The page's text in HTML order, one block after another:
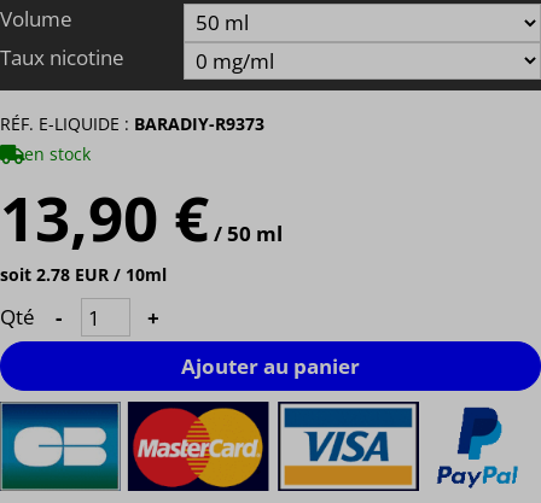
Volume
Taux nicotine
RÉF. E-LIQUIDE : BARADIY-R9373
en stock
13,90 €/ 50 ml
soit 2.78 EUR / 10ml
Qté -
+
Ajouter au panier